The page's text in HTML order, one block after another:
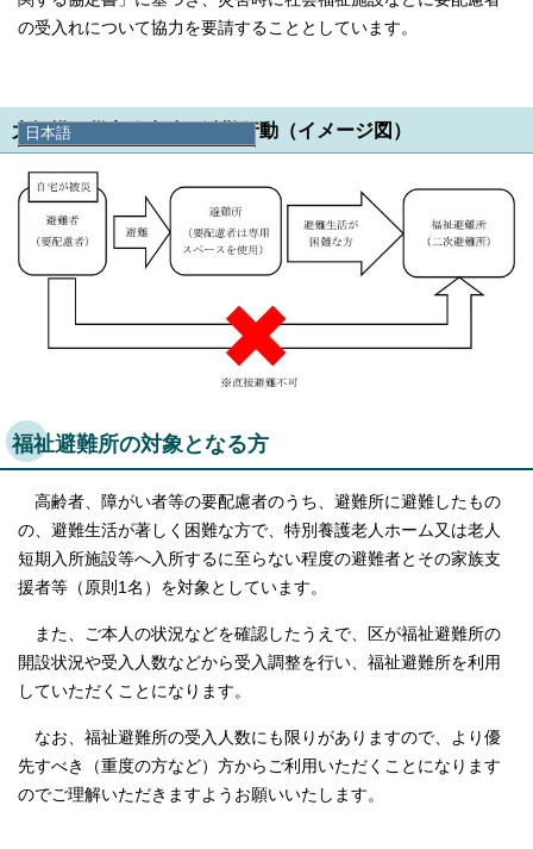
日本語
日本語
English
한국어
简体中文
繁體中文
の受入れについて協力を要請することとしています。
大規模な災害発生時の避難行動（イメージ図）
福祉避難所の対象となる方
高齢者、障がい者等の要配慮者のうち、避難所に避難したもの
の、避難生活が著しく困難な方で、特別養護老人ホーム又は老人
短期入所施設等へ入所するに至らない程度の避難者とその家族支
援者等（原則1名）を対象としています。
また、ご本人の状況などを確認したうえで、区が福祉避難所の
開設状況や受入人数などから受入調整を行い、福祉避難所を利用
していただくことになります。
なお、福祉避難所の受入人数にも限りがありますので、より優
先すべき（重度の方など）方からご利用いただくことになります
のでご理解いただきますようお願いいたします。